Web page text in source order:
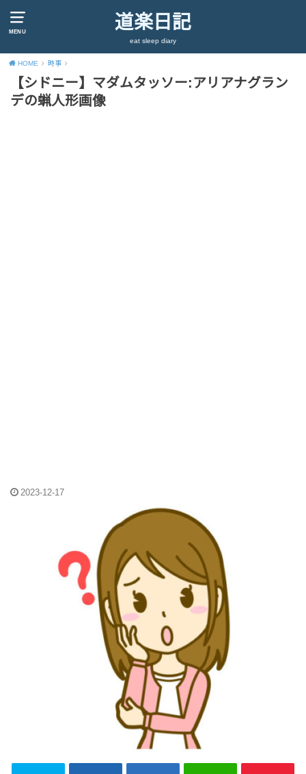
MENU 道楽日記
eat sleep diary
HOME 時事
【シドニー】マダムタッソー:アリアナグラン
デの蝋人形画像
2023-12-17